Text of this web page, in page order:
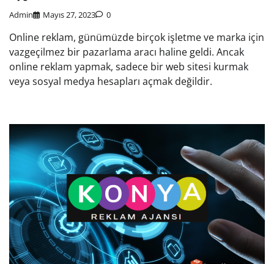
Admin Mayıs 27, 2023 0
Online reklam, günümüzde birçok işletme ve marka için
vazgeçilmez bir pazarlama aracı haline geldi. Ancak
online reklam yapmak, sadece bir web sitesi kurmak
veya sosyal medya hesapları açmak değildir.